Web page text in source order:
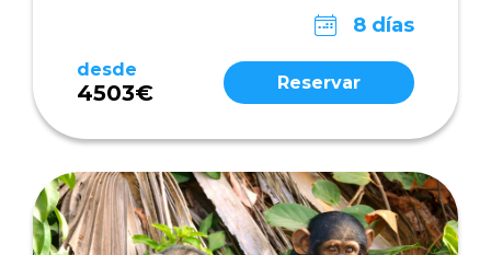
8 días
desde
4503€ Reservar